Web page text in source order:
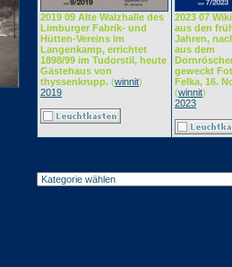
2019 09 Alte Walzhalle des
Limburger Fabrik- und
Hütten-Vereins im
Langenkamp, errichtet
1898/99 im Tudorstil, heute
Gästehaus von
thyssenkrupp. (winnit)
2019
2023 07
aus den
Jahren,
aus dem
geweckt
Felka, 16.
(winnit)
2023